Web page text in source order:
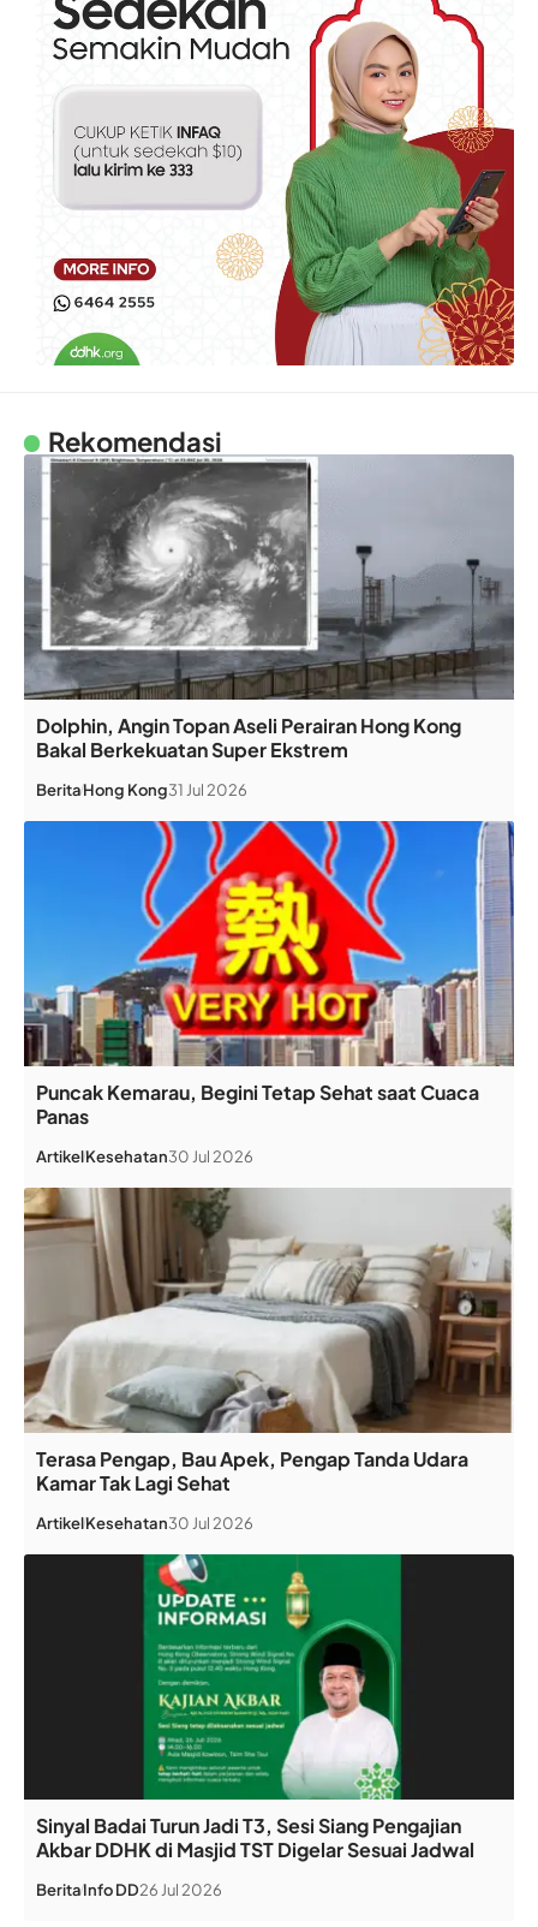
Rekomendasi
Dolphin, Angin Topan Aseli Perairan Hong Kong
Bakal Berkekuatan Super Ekstrem
BeritaHong Kong31 Jul 2026
Puncak Kemarau, Begini Tetap Sehat saat Cuaca
Panas
ArtikelKesehatan30 Jul 2026
Terasa Pengap, Bau Apek, Pengap Tanda Udara
Kamar Tak Lagi Sehat
ArtikelKesehatan30 Jul 2026
Sinyal Badai Turun Jadi T3, Sesi Siang Pengajian
Akbar DDHK di Masjid TST Digelar Sesuai Jadwal
BeritaInfo DD26 Jul 2026